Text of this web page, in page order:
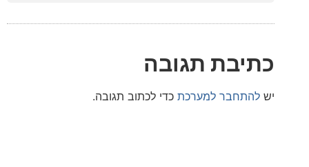
תגובה
למערכתכדי לכתוב תגובה.